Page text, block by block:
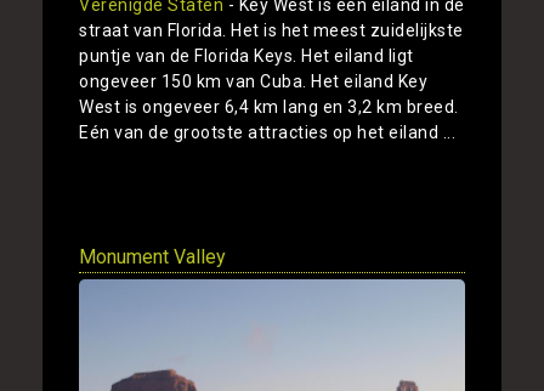
Verenigde Staten - Key West is een eiland in de
straat van Florida. Het is het meest zuidelijkste
puntje van de Florida Keys. Het eiland ligt
ongeveer 150 km van Cuba. Het eiland Key
West is ongeveer 6,4 km lang en 3,2 km breed.
Eén van de grootste attracties op het eiland ...
Monument Valley